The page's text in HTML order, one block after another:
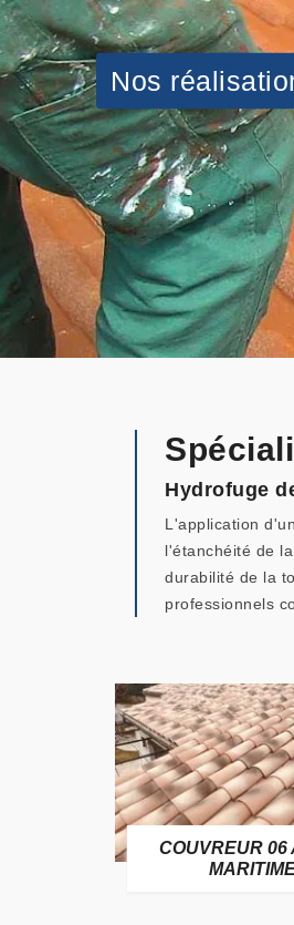
Nos
Hydrofuge
L'application
l'étanchéité de
durabilité de la
professionnels
COUVREUR 06